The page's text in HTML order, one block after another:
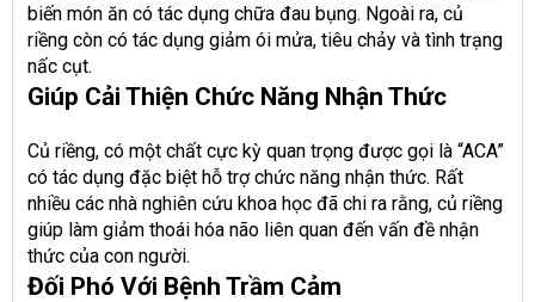
biến món ăn có tác dụng chữa đau bụng. Ngoài ra, củ
riềng còn có tác dụng giảm ói mửa, tiêu chảy và tình trạng
nấc cụt.
Giúp Cải Thiện Chức Năng Nhận Thức
Củ riềng, có một chất cực kỳ quan trọng được gọi là “ACA”
có tác dụng đặc biệt hỗ trợ chức năng nhận thức. Rất
nhiều các nhà nghiên cứu khoa học đã chi ra rằng, củ riềng
giúp làm giảm thoái hóa não liên quan đến vấn đề nhận
thức của con người.
Đối Phó Với Bệnh Trầm Cảm